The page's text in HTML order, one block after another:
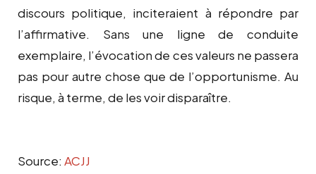
discours politique, inciteraient à répondre par
l’affirmative. Sans une ligne de conduite
exemplaire, l’évocation de ces valeurs ne passera
pas pour autre chose que de l’opportunisme. Au
risque, à terme, de les voir disparaître.
Source: ACJJ